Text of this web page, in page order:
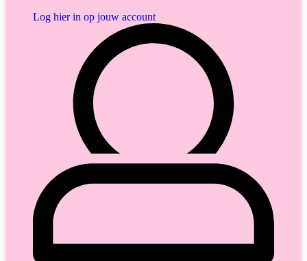
Log hier in op jouw account